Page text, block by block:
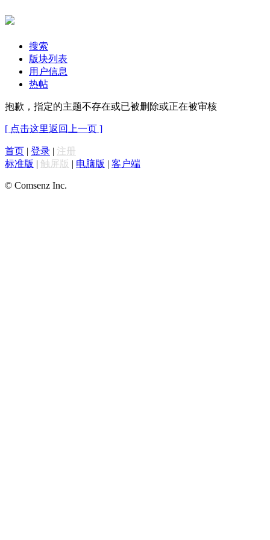
搜索
版块列表
用户信息
热帖
抱歉，指定的主题不存在或已被删除或正在被审核
[ 点击这里返回上一页 ]
首页 | 登录 | 注册
标准版 | 触屏版 | 电脑版 | 客户端
© Comsenz Inc.